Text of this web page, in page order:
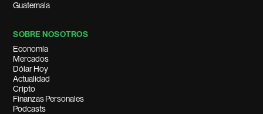
Guatemala
SOBRE NOSOTROS
Economía
Mercados
Dólar Hoy
Actualidad
Cripto
Finanzas Personales
Podcasts